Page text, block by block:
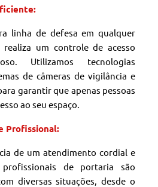
linha de defesa em qualquer
um controle de acesso
Utilizamos tecnologias
de câmeras de vigilância e
garantir que apenas pessoas
ao seu espaço.
Profissional:
de um atendimento cordial e
profissionais de portaria são
diversas situações, desde o